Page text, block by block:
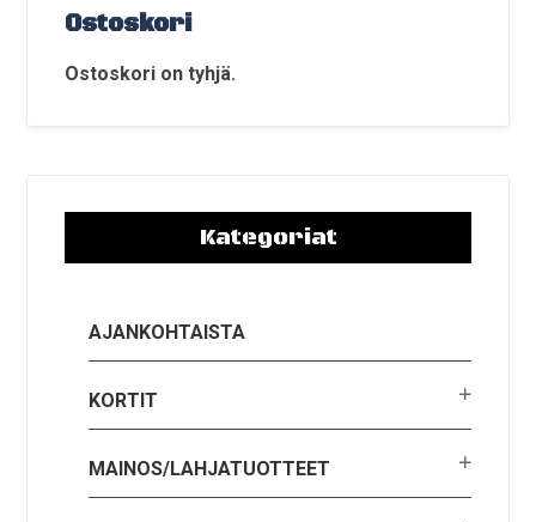
Ostoskori
Ostoskori on tyhjä.
Kategoriat
AJANKOHTAISTA
KORTIT
MAINOS/LAHJATUOTTEET